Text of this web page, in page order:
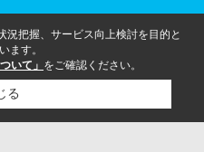
況把握、サービス向上検討を目的と
ます。
いて」 をご確認ください。
る